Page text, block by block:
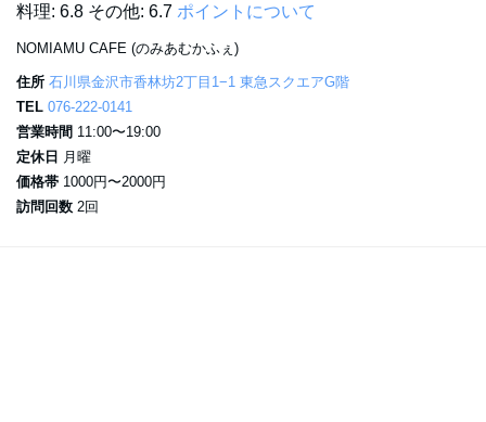
料理: 6.8 その他: 6.7 ポイントについて
NOMIAMU CAFE (のみあむかふぇ)
住所 石川県金沢市香林坊2丁目1−1 東急スクエアG階
TEL 076-222-0141
営業時間 11:00〜19:00
定休日
月曜
価格帯 1000円〜2000円
訪問回数 2回